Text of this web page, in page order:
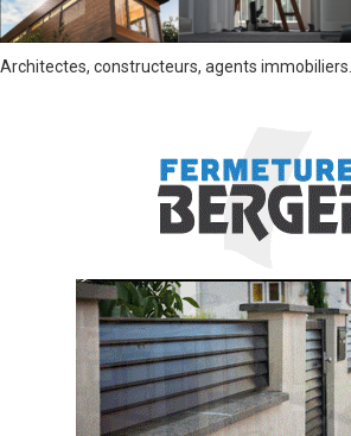
Architectes, constructeurs, agents immobiliers…